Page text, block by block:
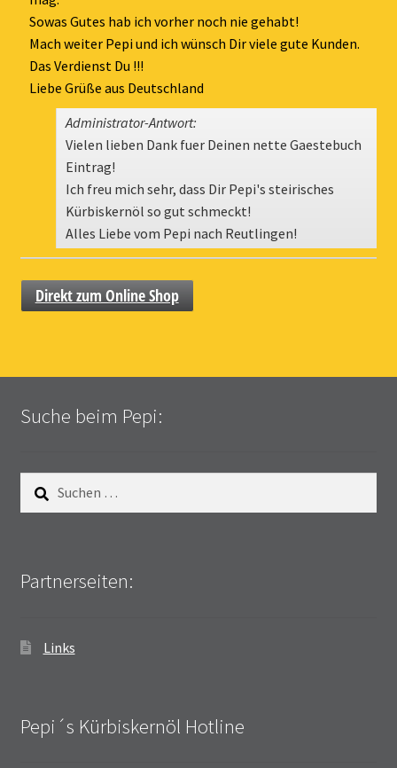
Sowas Gutes hab ich vorher noch nie gehabt!
Mach weiter Pepi und ich wünsch Dir viele gute Kunden.
Das Verdienst Du !!!
Liebe Grüße aus Deutschland
Administrator-Antwort:
Vielen lieben Dank fuer Deinen nette Gaestebuch
Eintrag!
Ich freu mich sehr, dass Dir Pepi's steirisches
Kürbiskernöl so gut schmeckt!
Alles Liebe vom Pepi nach Reutlingen!
Direkt zum Online Shop
Suche beim Pepi:
nach:
Partnerseiten:
Links
Pepi´s Kürbiskernöl Hotline